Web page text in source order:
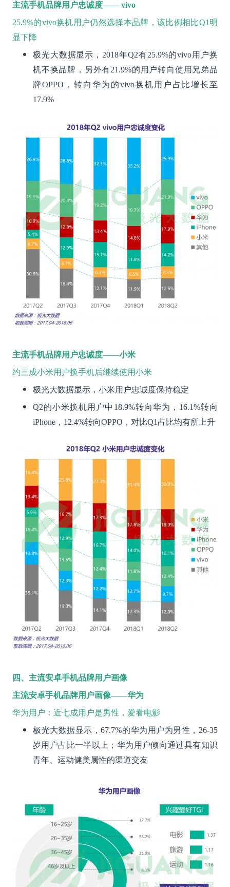
主流手机品牌用户忠诚度—— vivo
25.9%的vivo换机用户仍然选择本品牌，该比例相比Q1明
显下降
极光大数据显示，2018年Q2有25.9%的vivo用户换
机不换品牌，另外有21.9%的用户转向使用兄弟品
牌OPPO，转向华为的vivo换机用户占比增长至
17.9%
主流手机品牌用户忠诚度——小米
约三成小米用户换手机后继续使用小米
极光大数据显示，小米用户忠诚度保持稳定
Q2的小米换机用户中18.9%转向华为，16.1%转向
iPhone，12.4%转向OPPO，对比Q1占比均有所上升
四、主流安卓手机品牌用户画像
主流安卓手机品牌用户画像——华为
华为用户：近七成用户是男性，爱看电影
极光大数据显示，67.7%的华为用户为男性，26-35
岁用户占比一半以上；华为用户倾向通过具有知识
青年、运动健美属性的渠道交友